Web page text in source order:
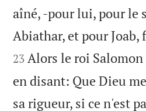
aîné, -pour lui, pour le
Abiathar, et pour Joab,
23 Alors le roi
en disant: Que Dieu
sa rigueur, si ce n'est